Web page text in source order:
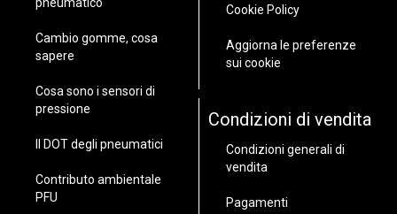
Cambio gomme, cosa
sapere
Cosa sono i sensori di
pressione
Il DOT degli pneumatici
Contributo ambientale
PFU
Cookie Policy
Aggiorna le preferenze
sui cookie
Condizioni di vendita
Condizioni generali di
vendita
Pagamenti